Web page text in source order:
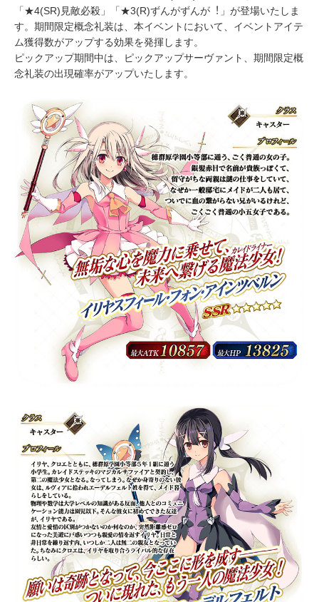
「★4(SR)見敵必殺」「★3(R)ずんがずんが︕」が登場いたしま
す。期間限定概念礼装は、本イベントにおいて、イベントアイテ
ム獲得数がアップする効果を発揮します。
ピックアップ期間中は、ピックアップサーヴァント、期間限定概
念礼装の出現確率がアップいたします。